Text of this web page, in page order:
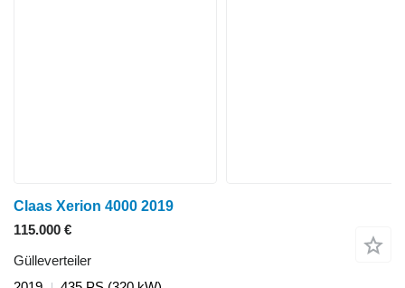
Claas Xerion 4000 2019
115.000 €
Gülleverteiler